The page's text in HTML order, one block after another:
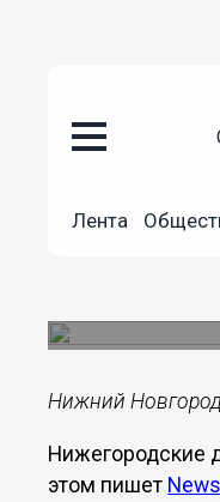
Лента
Нижний
Нижегородские
этом пишет